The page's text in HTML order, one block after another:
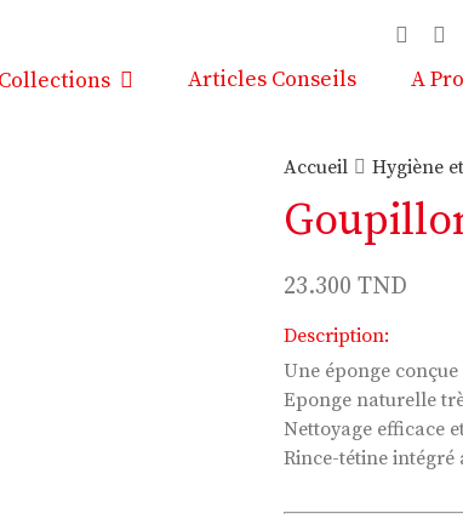
Collections Articles Conseils A
Accueil Hygiène
23.300 TND
Description:
Une éponge
Eponge naturelle
Nettoyage efficace
Rince-tétine